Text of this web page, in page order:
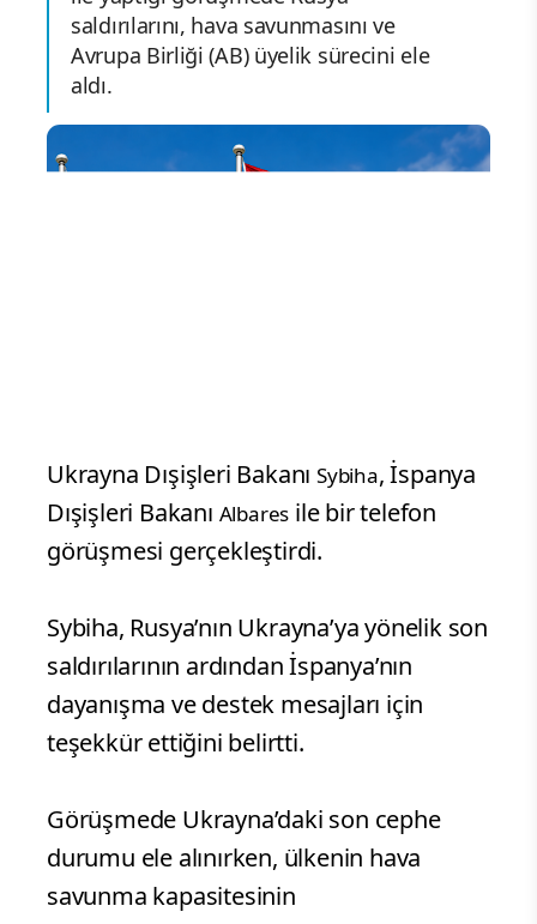
saldırılarını, hava savunmasını ve
Avrupa Birliği (AB) üyelik sürecini ele
aldı.
Ukrayna Dışişleri Bakanı Sybiha, İspanya
Dışişleri Bakanı Albares ile bir telefon
görüşmesi gerçekleştirdi.
Sybiha, Rusya’nın Ukrayna’ya yönelik son
saldırılarının ardından İspanya’nın
dayanışma ve destek mesajları için
teşekkür ettiğini belirtti.
Görüşmede Ukrayna’daki son cephe
durumu ele alınırken, ülkenin hava
savunma kapasitesinin